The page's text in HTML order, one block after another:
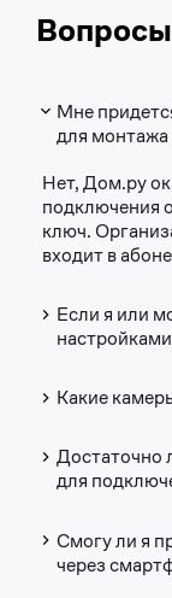
Мне
для
Нет, Дом.ру
подключения
ключ.
входит в
Если я или
Какие
Достаточно
для
Смогу ли я
через